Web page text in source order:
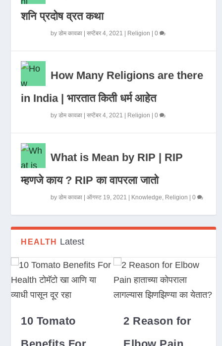
शनि प्रदोष व्रत कथा
byडोम कावळा |सप्टेंबर 4, 2021 Religion |0
How Many Religions are there
in India | भारतात किती धर्म आहेत
byडोम कावळा |सप्टेंबर 4, 2021 Religion |0
What is Mean by RIP | RIP
म्हणजे काय ? RIP का वापरला जातो
byडोम कावळा |ऑगस्ट 19, 2021 Knowledge, Religion |0
HEALTH Latest
10 Tomato
2 Reason for